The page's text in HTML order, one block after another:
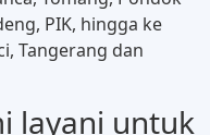
PIK, hingga ke
Tangerang dan
layani untuk